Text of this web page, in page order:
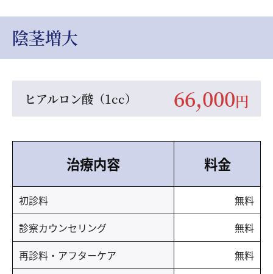
陰茎増大
ヒアルロン酸（1cc） 66,000円
治療内容 料金
初診料
無料
診察カウンセリング
無料
再診料・アフターケア
無料